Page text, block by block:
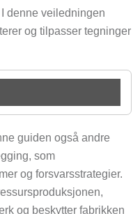
denne veiledningen
og tilpasser tegninger
guiden også andre
som
og forsvarsstrategier.
og beskytter fabrikken